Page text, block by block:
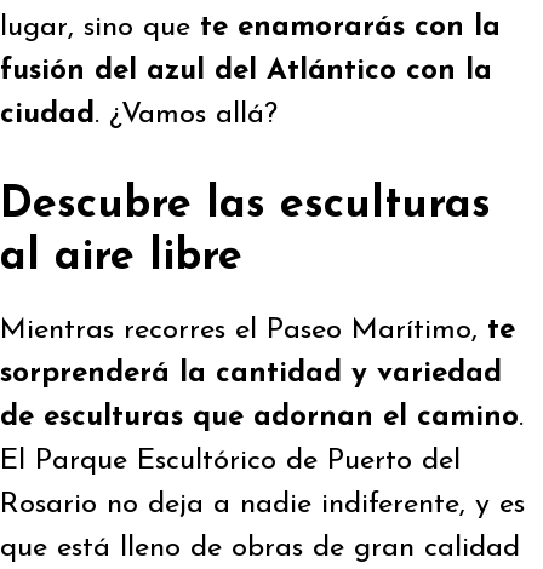
lugar, sino que te enamorarás con la
fusión del azul del Atlántico con la
ciudad. ¿Vamos allá?
Descubre las esculturas
al aire libre
Mientras recorres el Paseo Marítimo, te
sorprenderá la cantidad y variedad
de esculturas que adornan el camino.
El Parque Escultórico de Puerto del
Rosario no deja a nadie indiferente, y es
que está lleno de obras de gran calidad